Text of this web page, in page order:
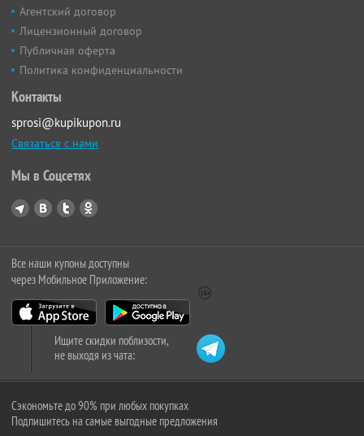
Агентский договор
Лицензионный договор
Публичная оферта
Политика конфиденциальности
Контакты
sprosi@kupikupon.ru
Связаться с нами
Мы в Соцсетях
Все наши купоны доступны
через Мобильное Приложение:
Ищите скидки поблизости,
не выходя из чата:
Сэкономьте до 90% при любых покупках
Подпишитесь на самые выгодные предложения